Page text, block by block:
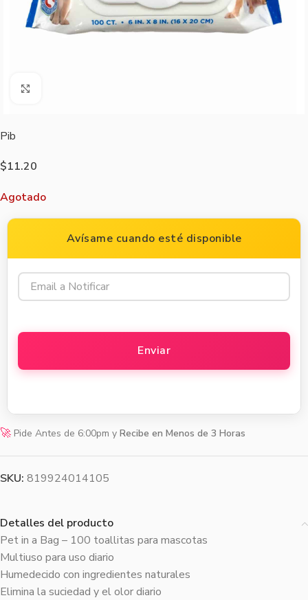
Pib
$11.20
Agotado
Avísame cuando esté disponible
🚀 Pide Antes de 6:00pm y Recibe en Menos de 3 Horas
SKU: 819924014105
Detalles del producto
Pet in a Bag – 100 toallitas para mascotas
Multiuso para uso diario
Humedecido con ingredientes naturales
Elimina la suciedad y el olor diario